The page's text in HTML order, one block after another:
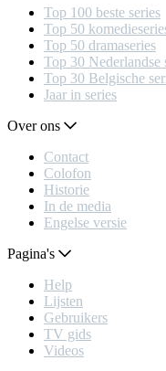
Top 100 beste series
Top 50
Top 50 dramaseries
Top 30 Nederlandse
Top 30 Belgische
Jaar in series
Over ons
Contact
Colofon
Historie
In de media
Engelse versie
Pagina's
Help
Lijsten
Gebruikers
TV gids
Videos